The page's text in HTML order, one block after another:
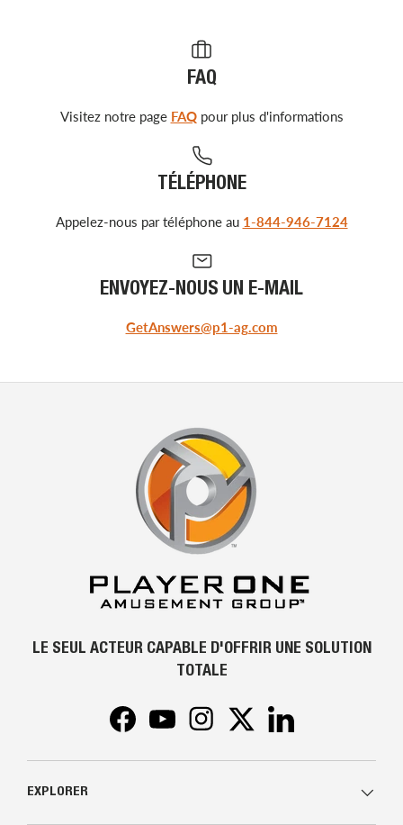
FAQ
Visitez notre page FAQpour plus d'informations
TÉLÉPHONE
Appelez-nous par téléphone au 1-844-946-7124
ENVOYEZ-NOUS UN E-MAIL
GetAnswers@p1-ag.com
LE SEUL ACTEUR CAPABLE D'OFFRIR UNE SOLUTION
TOTALE
FacebookYouTubeInstagramTwitter
EXPLORER